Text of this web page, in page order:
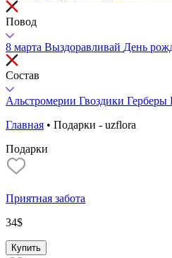
Повод
8 марта Выздоравливай День
Состав
Альстромерии Гвоздики Герберы
Главная • Подарки - uzflora
Подарки
Приятная забота
34$
Купить